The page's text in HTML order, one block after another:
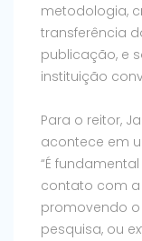
metodologia,
transferência
publicação, e
instituição
Para o reitor,
acontece em
“É
contato com a
promovendo o
pesquisa, ou